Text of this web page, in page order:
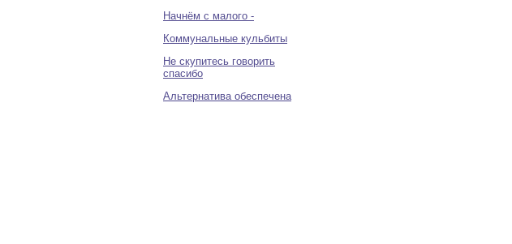
Начнём с малого -
Коммунальные кульбиты
Не скупитесь говорить
спасибо
Альтернатива обеспечена